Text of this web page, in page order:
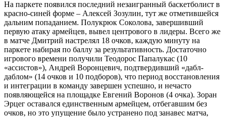
На паркете появился последний незаигранный баскетболист в
красно-синей форме – Алексей Зозулин, тут же отметившейся
дальним попаданием. Полукрюк Соколова, завершивший
первую атаку армейцев, вывел центрового в лидеры. Всего же
в матче Дмитрий настрелял 18 очков, каждую минуту на
паркете набирая по баллу за результативность. Достаточно
игрового времени получили Теодорос Папалукас (10
«ассистов»), Андрей Воронцевич, подтвердивший «дабл-
даблом» (14 очков и 10 подборов), что период восстановления
и интеграции в команду завершен успешно, и нечасто
появляющейся на площадке Евгений Воронов (4 очка). Зоран
Эрцег оставался единственным армейцем, отбегавшим без
очков, но это упущение было устранено под занавес матча,